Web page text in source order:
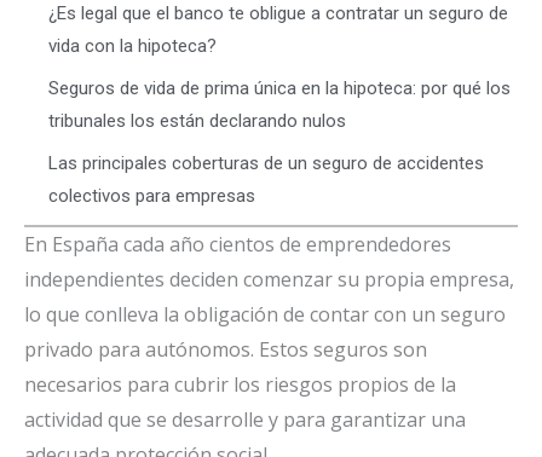
¿Es legal que el banco te obligue a contratar un seguro de
vida con la hipoteca?
Seguros de vida de prima única en la hipoteca: por qué los
tribunales los están declarando nulos
Las principales coberturas de un seguro de accidentes
colectivos para empresas
En España cada año cientos de emprendedores
independientes deciden comenzar su propia empresa,
lo que conlleva la obligación de contar con un seguro
privado para autónomos. Estos seguros son
necesarios para cubrir los riesgos propios de la
actividad que se desarrolle y para garantizar una